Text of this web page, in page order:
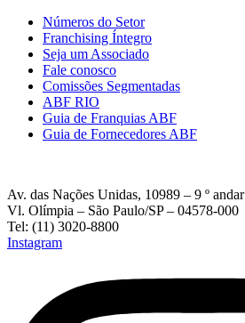
Números do Setor
Franchising Íntegro
Seja um Associado
Fale conosco
Comissões Segmentadas
ABF RIO
Guia de Franquias ABF
Guia de Fornecedores ABF
Av. das Nações Unidas, 10989 – 9 º andar
Vl. Olímpia – São Paulo/SP – 04578-000
Tel: (11) 3020-8800
Instagram